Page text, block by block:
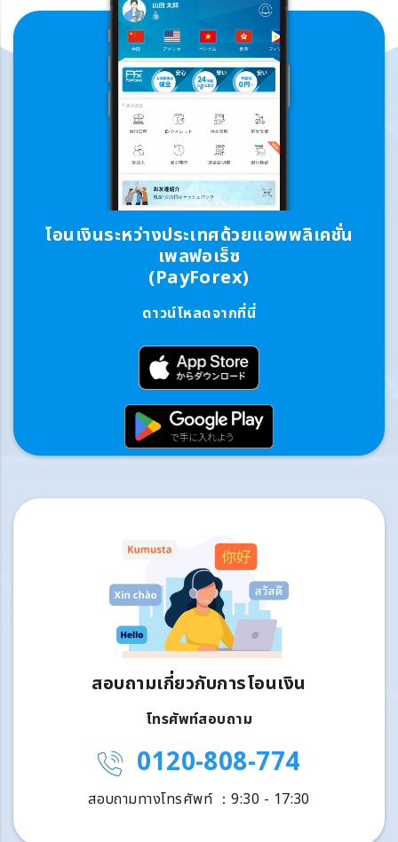
โอนเงินระหว่างประเทศด้วยแอพพลิเคชั่น
เพลฟอเร็ซ
(PayForex)
ดาวน์โหลดจากที่นี่
สอบถามเกี่ยวกับการโอนเงิน
โทรศัพท์สอบถาม
0120-808-774
สอบถามทางโทรศัพท์ ：9:30 - 17:30